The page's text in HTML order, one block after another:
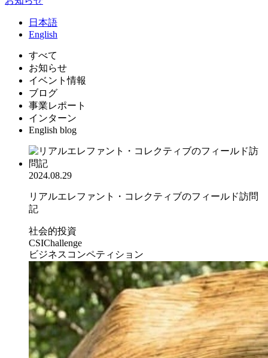
日 本語
English
すべて
お知らせ
イベント情報
ブログ
事業レポート
インターン
English blog
2024.08.29
リアルエレファント・コレクティブのフィールド訪問
記
社会的投資
CSIChallenge
ビジネスコンペティション